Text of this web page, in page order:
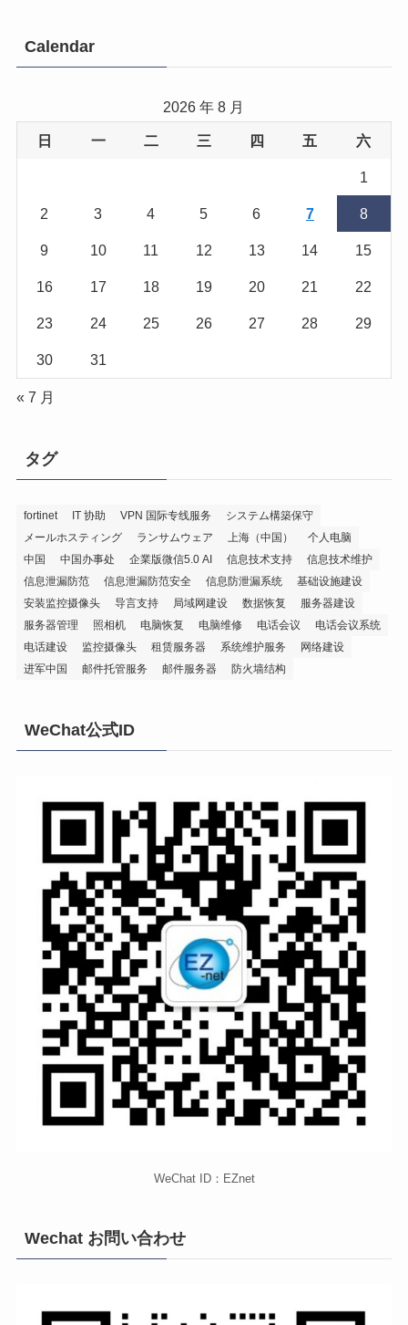
Calendar
2026 年 8 月
日 一 二 三 四 五 六
1
2 3 4 5 6 7 8
9 10 11 12 13 14 15
16 17 18 19 20 21 22
23 24 25 26 27 28 29
30 31
« 7 月
タグ
fortinet IT 协助 VPN 国际专线服务
システム構築保守
メールホスティング
ランサムウェア 上海（中国）
个人电脑
中国
中国办事处 企業版微信5.0 AI 信息技术支持
信息技术维护
信息泄漏防范
信息泄漏防范安全 信息防泄漏系统
基础设施建设
安装监控摄像头
导言支持 局域网建设 数据恢复
服务器建设
服务器管理
照相机 电脑恢复 电脑维修 电话会议
电话会议系统
电话建设
监控摄像头 租赁服务器 系统维护服务
网络建设
进军中国
邮件托管服务 邮件服务器 防火墙结构
WeChat公式ID
WeChat ID：EZnet
Wechat お問い合わせ